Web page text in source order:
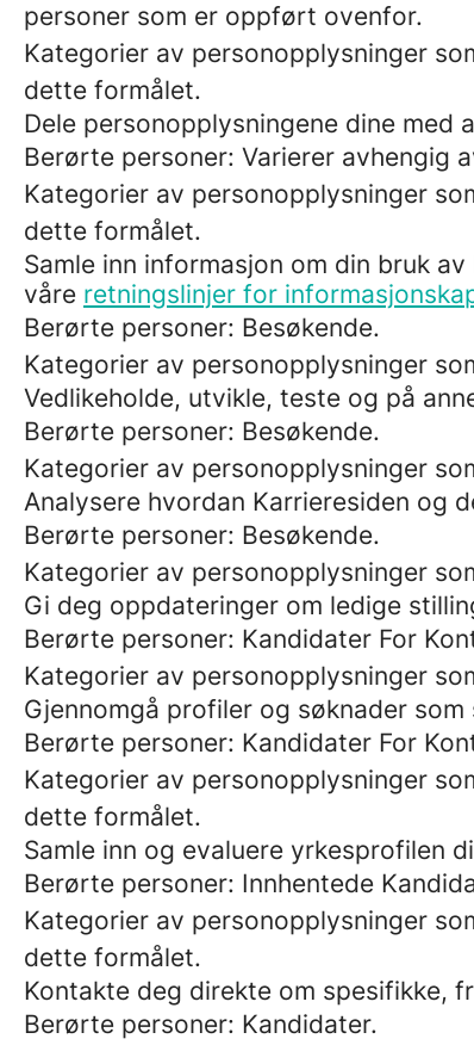
personer som er oppført ovenfor.
Kategorier av personopplysninger
dette formålet.
Dele personopplysningene dine
Berørte personer: Varierer avhengig
Kategorier av personopplysninger
dette formålet.
Samle inn informasjon om din bruk
våre retningslinjer for
Berørte personer: Besøkende.
Kategorier av personopplysninger
Vedlikeholde, utvikle, teste og på
Berørte personer: Besøkende.
Kategorier av personopplysninger
Analysere hvordan Karrieresiden og
Berørte personer: Besøkende.
Kategorier av personopplysninger
Gi deg oppdateringer om ledige
Berørte personer: Kandidater For
Kategorier av personopplysninger
Gjennomgå profiler og søknader
Berørte personer: Kandidater For
Kategorier av personopplysninger
dette formålet.
Samle inn og evaluere yrkesprofilen
Berørte personer: Innhentede
Kategorier av personopplysninger
dette formålet.
Kontakte deg direkte om spesifikke,
Berørte personer: Kandidater.